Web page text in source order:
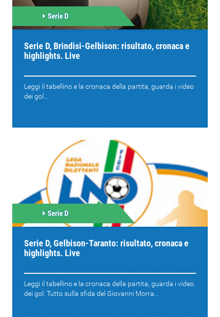
Serie D
Serie D, Brindisi-Gelbison: risultato, cronaca e
highlights. Live
Leggi il tabellino e la cronaca della partita, guarda i video
dei gol...
Serie D
Serie D, Gelbison-Taranto: risultato, cronaca e
highlights. Live
Leggi il tabellino e la cronaca della partita, guarda i video
dei gol. Tutto sulla sfida del Giovanni Morra...